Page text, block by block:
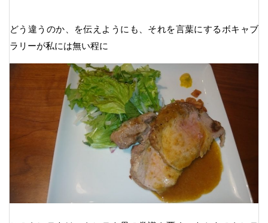
どう違うのか、を伝えようにも、それを言葉にするボキャブ
ラリーが私には無い程に